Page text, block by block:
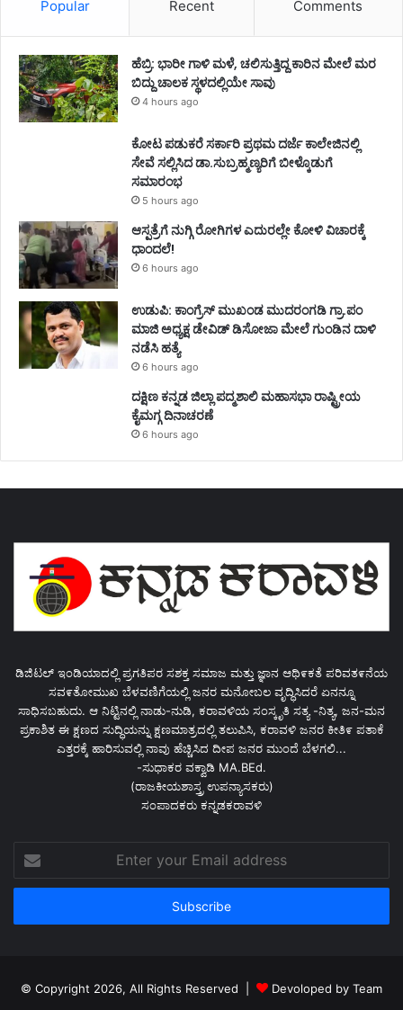
Popular Recent Comments
ಹೆಬ್ರಿ: ಭಾರೀ ಗಾಳಿ ಮಳೆ, ಚಲಿಸುತ್ತಿದ್ದ ಕಾರಿನ ಮೇಲೆ ಮರ
ಬಿದ್ದು ಚಾಲಕ ಸ್ಥಳದಲ್ಲಿಯೇ ಸಾವು
4 hours ago
ಕೋಟ ಪಡುಕರೆ ಸರ್ಕಾರಿ ಪ್ರಥಮ ದರ್ಜೆ ಕಾಲೇಜಿನಲ್ಲಿ
ಸೇವೆ ಸಲ್ಲಿಸಿದ ಡಾ.ಸುಬ್ರಹ್ಮಣ್ಯರಿಗೆ ಬೀಳ್ಕೊಡುಗೆ
ಸಮಾರಂಭ
5 hours ago
ಆಸ್ಪತ್ರೆಗೆ ನುಗ್ಗಿ ರೋಗಿಗಳ ಎದುರಲ್ಲೇ ಕೋಳಿ ವಿಚಾರಕ್ಕೆ
ಧಾಂದಲೆ!
6 hours ago
ಉಡುಪಿ: ಕಾಂಗ್ರೆಸ್‌ ಮುಖಂಡ ಮುದರಂಗಡಿ ಗ್ರಾ.ಪಂ
ಮಾಜಿ ಅಧ್ಯಕ್ಷ ಡೇವಿಡ್‌ ಡಿಸೋಜಾ ಮೇಲೆ ಗುಂಡಿನ ದಾಳಿ
ನಡೆಸಿ ಹತ್ಯೆ
6 hours ago
ದಕ್ಷಿಣ ಕನ್ನಡ ಜಿಲ್ಲಾ ಪದ್ಮಶಾಲಿ ಮಹಾಸಭಾ ರಾಷ್ಟ್ರೀಯ
ಕೈಮಗ್ಗ ದಿನಾಚರಣೆ
6 hours ago
ಡಿಜಿಟಲ್ ಇಂಡಿಯಾದಲ್ಲಿ ಪ್ರಗತಿಪರ ಸಶಕ್ತ ಸಮಾಜ ಮತ್ತು ಜ್ಞಾನ ಆಥಿ೯ಕತೆ ಪರಿವತ೯ನೆಯ
ಸವ೯ತೋಮುಖ ಬೆಳವಣಿಗೆಯಲ್ಲಿ ಜನರ ಮನೋಬಲ ವೃದ್ಧಿಸಿದರೆ ಏನನ್ನೂ
ಸಾಧಿಸಬಹುದು. ಆ ನಿಟ್ಟಿನಲ್ಲಿ ನಾಡು-ನುಡಿ, ಕರಾವಳಿಯ ಸಂಸ್ಕೃತಿ ಸತ್ಯ -ನಿತ್ಯ, ಜನ-ಮನ
ಪ್ರಕಾಶಿತ ಈ ಕ್ಷಣದ ಸುದ್ಧಿಯನ್ನು ಕ್ಷಣಮಾತ್ರದಲ್ಲಿ ತಲುಪಿಸಿ, ಕರಾವಳಿ ಜನರ ಕೀತಿ೯ ಪತಾಕೆ
ಎತ್ತರಕ್ಕೆ ಹಾರಿಸುವಲ್ಲಿ ನಾವು ಹೆಚ್ಚಿಸಿದ ದೀಪ ಜನರ ಮುಂದೆ ಬೆಳಗಲಿ...
-ಸುಧಾಕರ ವಕ್ವಾಡಿ MA.BEd.
(ರಾಜಕೀಯಶಾಸ್ತ್ರ ಉಪನ್ಯಾಸಕರು)
ಸಂಪಾದಕರು ಕನ್ನಡಕರಾವಳಿ
your
Email
© Copyright 2026, All Rights Reserved |
Devoloped by Team